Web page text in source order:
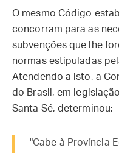
O mesmo Código
concorram para as
subvenções que lhe
normas estipuladas
Atendendo a isto, a
do Brasil, em
Santa Sé, determinou:
"Cabe à Província